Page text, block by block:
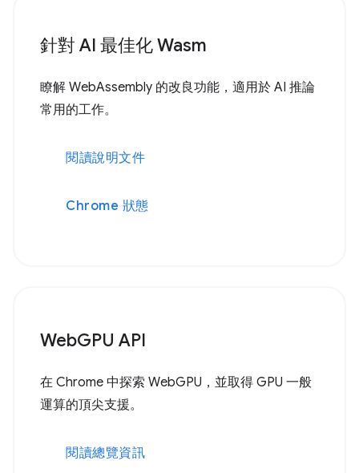
針對 AI 最佳化 Wasm
瞭解 WebAssembly 的改良功能，適用於 AI 推論
常用的工作。
閱讀說明文件
Chrome 狀態
WebGPU API
在 Chrome 中探索 WebGPU，並取得 GPU 一般
運算的頂尖支援。
閱讀總覽資訊